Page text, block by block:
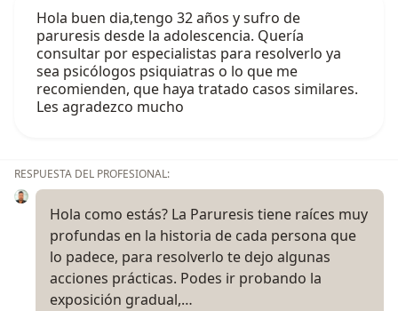
Hola buen dia,tengo 32 años y sufro de
paruresis desde la adolescencia. Quería
consultar por especialistas para resolverlo ya
sea psicólogos psiquiatras o lo que me
recomienden, que haya tratado casos similares.
Les agradezco mucho
RESPUESTA DEL PROFESIONAL:
Hola como estás? La Paruresis tiene raíces muy
profundas en la historia de cada persona que
lo padece, para resolverlo te dejo algunas
acciones prácticas. Podes ir probando la
exposición gradual,…